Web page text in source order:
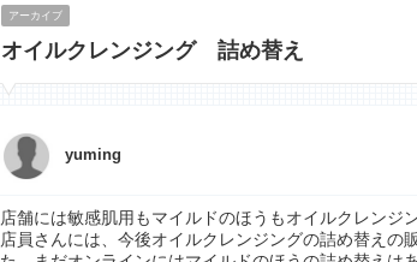
アーカイブ
オイルクレンジング 詰め替え
yuming
店舗には敏感肌用もマイルドのほうもオイルクレンジ
店員さんには、今後オイルクレンジングの詰め替えの